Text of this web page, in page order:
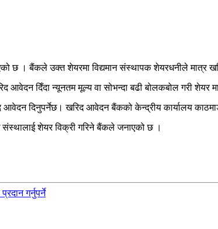
छ । बैंकले उक्त शेयरमा विद्यमान संस्थापक शेयरधनीले मात्र
दिँदा न्यूनतम मूल्य वा सोभन्दा बढी बोलकबोल गरी शेयर
दिनुपर्नेछ। खरिद आवेदन बैंकको केन्द्रीय कार्यालय
शेयर विक्री गरिने बैंकले जनाएको छ ।
गर्नुपर्ने